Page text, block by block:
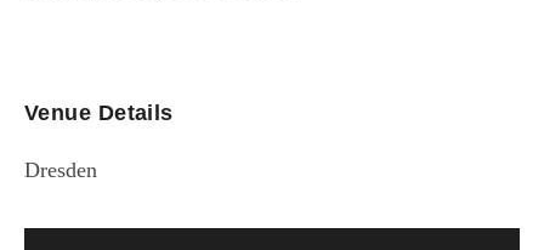
Venue Details
Dresden